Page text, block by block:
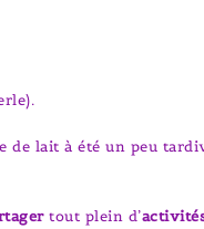
de lait à été un peu
tout plein d’